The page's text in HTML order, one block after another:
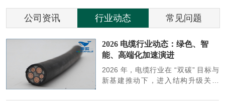
公司资讯 行业动态 常见问题
2026 电缆行业动态：绿色、智
能、高端化加速演进
2026 年，电缆行业在 “双碳” 目标与
新基建推动下，进入结构升级关键
大清晰趋势，市场格局持续优化。